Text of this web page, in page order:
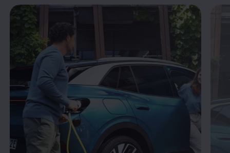
Enable fullscreen mode